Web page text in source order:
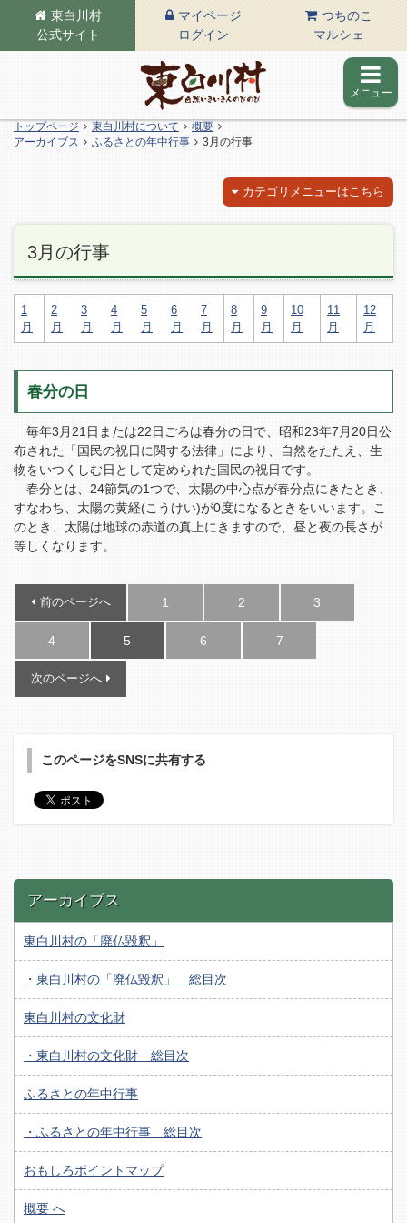
東白川村
公式サイト
マイページ
ログイン
つちのこ
マルシェ
東白川村の公式サイト
メニュー
トップページ 東白川村について
概要
アーカイブス
ふるさとの年中行事 3月の行事
カテゴリメニューはこちら
3月の行事
1
月
2
月
3
月
4
月
5
月
6
月
7
月
8
月
9
月
10
月
11
月
12
月
春分の日
毎年3月21日または22日ごろは春分の日で、昭和23年7月20日公
布された「国民の祝日に関する法律」により、自然をたたえ、生
物をいつくしむ日として定められた国民の祝日です。
春分とは、24節気の1つで、太陽の中心点が春分点にきたとき、
すなわち、太陽の黄経(こうけい)が0度になるときをいいます。こ
のとき、太陽は地球の赤道の真上にきますので、昼と夜の長さが
等しくなります。
前のページへ 1 2 3
4 5 6 7
次のページへ
このページをSNSに共有する
アーカイブス
東白川村の「廃仏毀釈」
・東白川村の「廃仏毀釈」 総目次
東白川村の文化財
・東白川村の文化財 総目次
ふるさとの年中行事
・ふるさとの年中行事 総目次
おもしろポイントマップ
概要 へ